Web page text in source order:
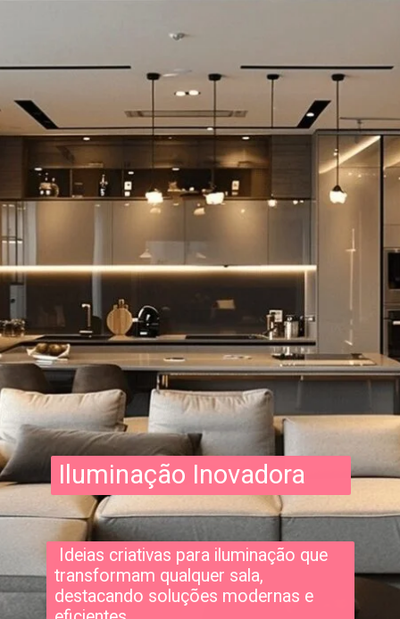
Iluminação Inovadora
Ideias criativas para iluminação que
transformam qualquer sala,
destacando soluções modernas e